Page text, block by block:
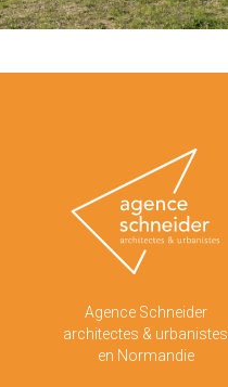
Agence Schneider
architectes & urbanistes
en Normandie